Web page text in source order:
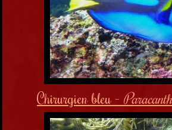
Chirurgien bleu -